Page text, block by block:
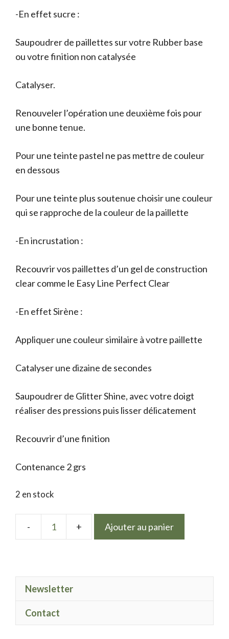
-En effet sucre :
Saupoudrer de paillettes sur votre Rubber base
ou votre finition non catalysée
Catalyser.
Renouveler l’opération une deuxième fois pour
une bonne tenue.
Pour une teinte pastel ne pas mettre de couleur
en dessous
Pour une teinte plus soutenue choisir une couleur
qui se rapproche de la couleur de la paillette
-En incrustation :
Recouvrir vos paillettes d’un gel de construction
clear comme le Easy Line Perfect Clear
-En effet Sirène :
Appliquer une couleur similaire à votre paillette
Catalyser une dizaine de secondes
Saupoudrer de Glitter Shine, avec votre doigt
réaliser des pressions puis lisser délicatement
Recouvrir d’une finition
Contenance 2 grs
2 en stock
quantité
fine
Ajouter au panier
Newsletter
Contact